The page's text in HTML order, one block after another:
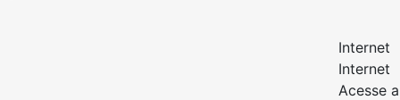
Internet
Internet
Acesse a